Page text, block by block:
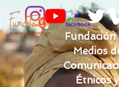
Fundación
Medios
Étnicos y